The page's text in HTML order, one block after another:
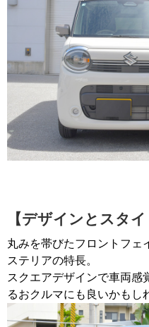
【デザインとスタイ
丸みを帯びたフロントフェ
ステリアの特長。
スクエアデザインで車両感
るおクルマにも良いかもし